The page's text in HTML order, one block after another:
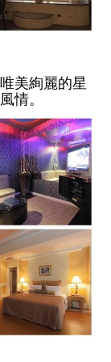
美絢麗的星
情。